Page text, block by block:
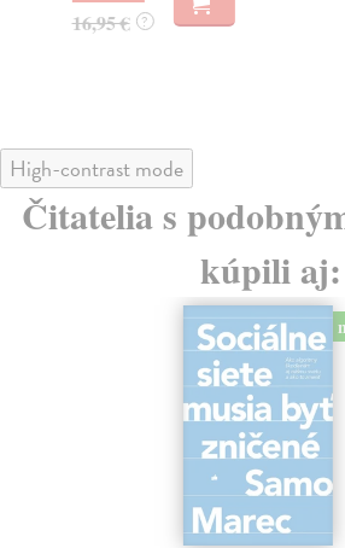
16,95 € ?
High-contrast mode
Čitatelia s
kúpili aj: